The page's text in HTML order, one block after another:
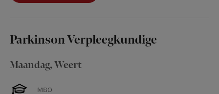
Parkinson Verpleegkundige
Maandag, Weert
MBO